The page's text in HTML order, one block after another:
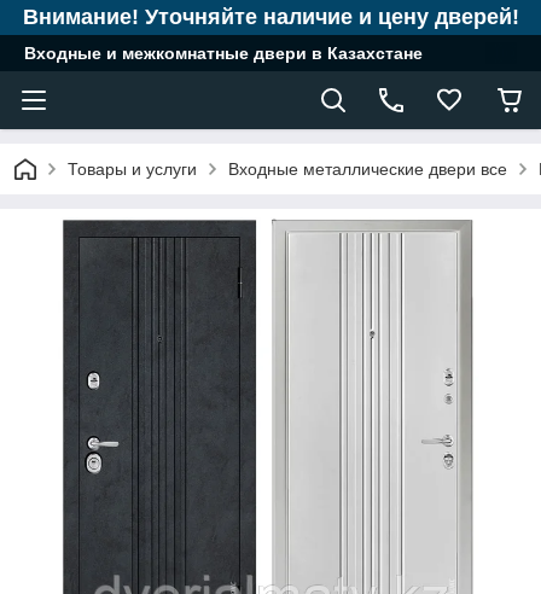
Внимание! Уточняйте наличие и цену дверей!
Входные и межкомнатные двери в Казахстане
Товары и услуги Входные металлические двери все